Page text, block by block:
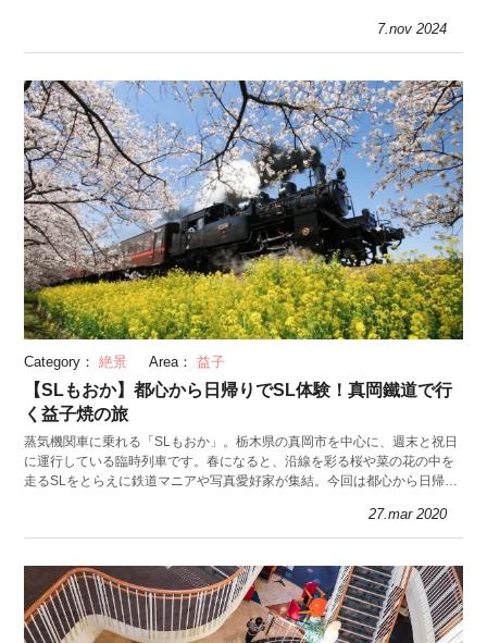
7.nov 2024
Category： 絶景 Area： 益子
【SLもおか】都心から日帰りでSL体験！真岡鐵道で行
く益子焼の旅
蒸気機関車に乗れる「SLもおか」。栃木県の真岡市を中心に、週末と祝日
に運行している臨時列車です。春になると、沿線を彩る桜や菜の花の中を
走るSLをとらえに鉄道マニアや写真愛好家が集結。今回は都心から日帰り
27.mar 2020